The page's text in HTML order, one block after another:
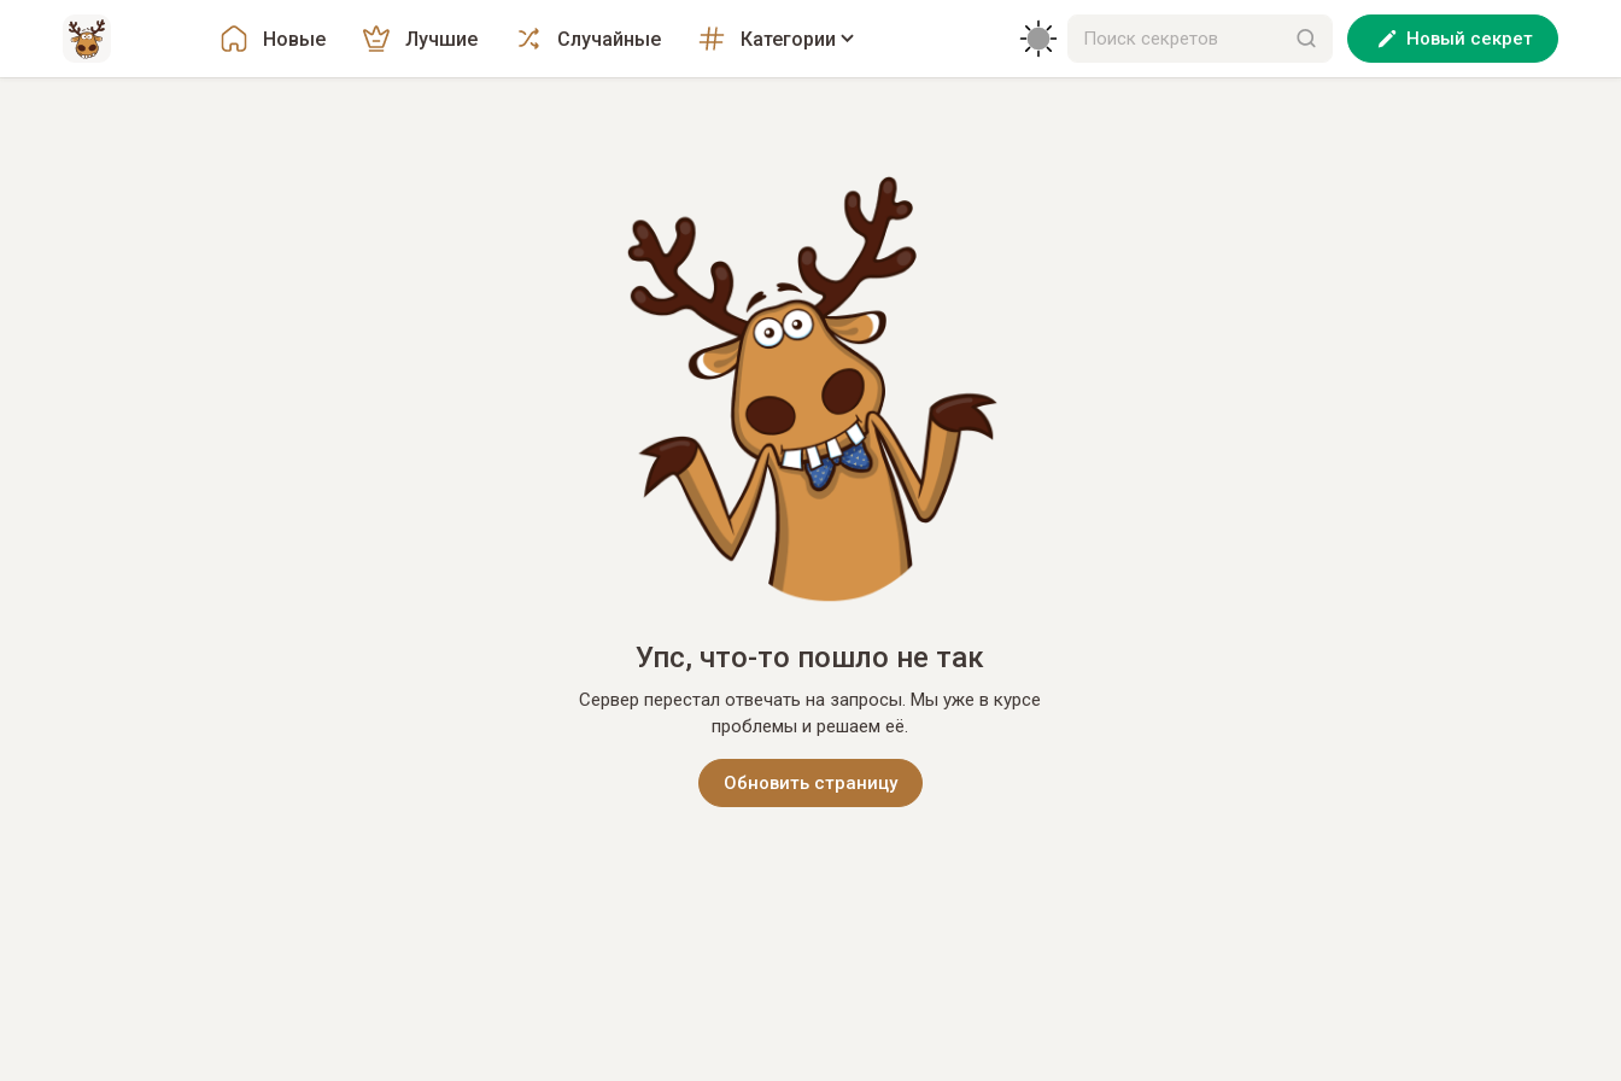
Новые Лучшие Случайные Категории Новый секрет
Упс, что-то пошло не так
Сервер перестал отвечать на запросы. Мы уже в курсе
проблемы и решаем её.
Обновить страницу